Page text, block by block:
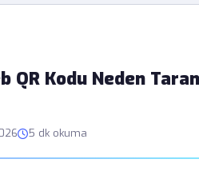
QR Kodu Neden
5 dk okuma